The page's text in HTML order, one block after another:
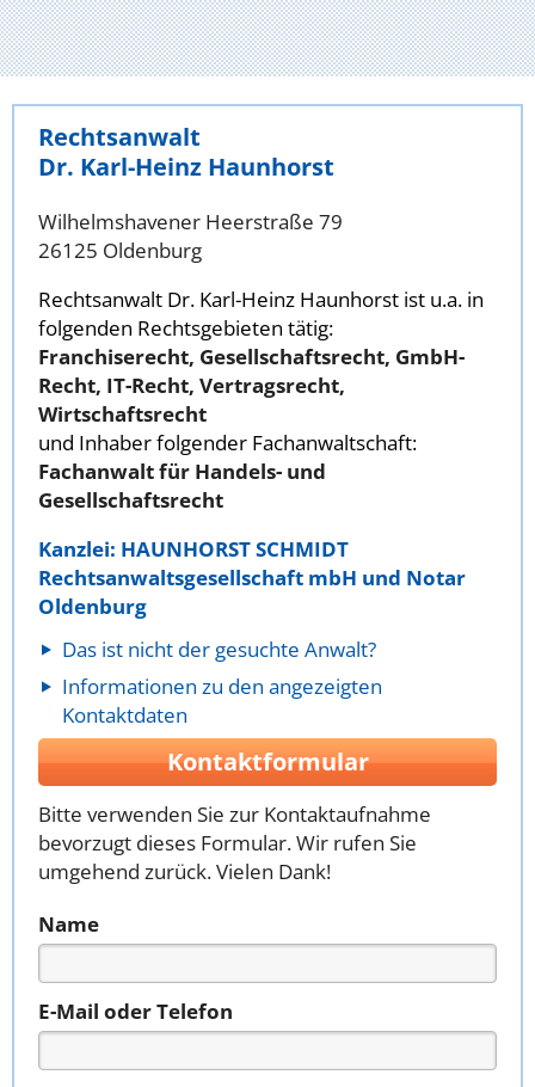
Rechtsanwalt
Dr. Karl-Heinz Haunhorst
Wilhelmshavener Heerstraße 79
26125 Oldenburg
Rechtsanwalt Dr. Karl-Heinz Haunhorst ist u.a. in
folgenden Rechtsgebieten tätig:
Franchiserecht, Gesellschaftsrecht, GmbH-
Recht, IT-Recht, Vertragsrecht,
Wirtschaftsrecht
und Inhaber folgender Fachanwaltschaft:
Fachanwalt für Handels- und
Gesellschaftsrecht
Kanzlei: HAUNHORST SCHMIDT
Rechtsanwaltsgesellschaft mbH und Notar
Oldenburg
Das ist nicht der gesuchte Anwalt?
Informationen zu den angezeigten
Kontaktdaten
Kontaktformular
Bitte verwenden Sie zur Kontaktaufnahme
bevorzugt dieses Formular. Wir rufen Sie
umgehend zurück. Vielen Dank!
Name
E-Mail oder Telefon